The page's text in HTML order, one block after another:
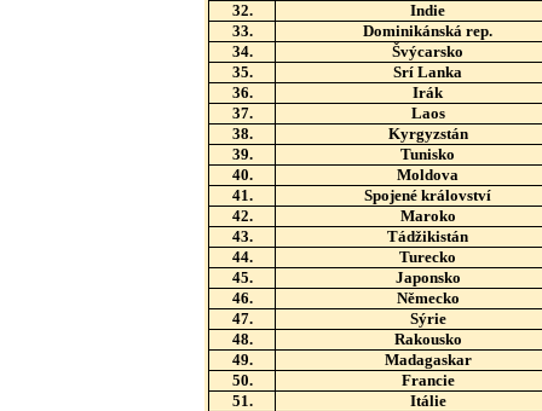
32.
Indie
33.
Dominikánská rep.
34.
Švýcarsko
35.
Srí Lanka
36.
Irák
37.
Laos
38.
Kyrgyzstán
39.
Tunisko
40.
Moldova
41.
Spojené království
42.
Maroko
43.
Tádžikistán
44.
Turecko
45.
Japonsko
46.
Německo
47.
Sýrie
48.
Rakousko
49.
Madagaskar
50.
Francie
51.
Itálie